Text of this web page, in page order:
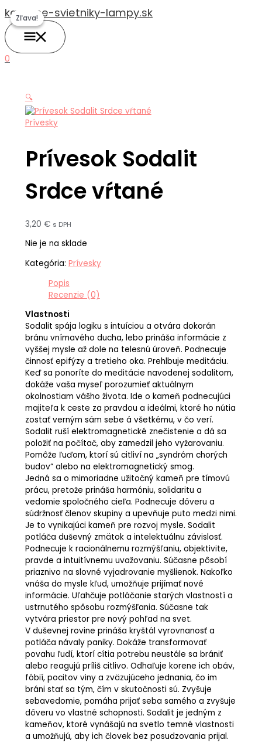
na
obsah
kamene-svietniky-lampy.sk
0
🔍
Prívesky
Prívesok Sodalit
Srdce vŕtané
3,20 € s DPH
Nie je na sklade
Kategória: Prívesky
Popis
Recenzie (0)
Vlastnosti
Sodalit spája logiku s intuíciou a otvára dokorán
bránu vnímavého ducha, lebo prináša informácie z
vyššej mysle až dole na telesnú úroveň. Podnecuje
činnosť epifýzy a tretieho oka. Prehlbuje meditáciu.
Keď sa ponoríte do meditácie navodenej sodalitom,
dokáže vaša myseľ porozumieť aktuálnym
okolnostiam vášho života. Ide o kameň podnecujúci
majiteľa k ceste za pravdou a ideálmi, ktoré ho nútia
zostať verným sám sebe á všetkému, v čo verí.
Sodalit ruší elektromagnetické znečistenie a dá sa
položiť na počítač, aby zamedzil jeho vyžarovaniu.
Pomôže ľuďom, ktorí sú citliví na „syndróm chorých
budov“ alebo na elektromagnetický smog.
Jedná sa o mimoriadne užitočný kameň pre tímovú
prácu, pretože prináša harmóniu, solidaritu a
vedomie spoločného cieľa. Podnecuje dôveru a
súdržnosť členov skupiny a upevňuje puto medzi nimi.
Je to vynikajúci kameň pre rozvoj mysle. Sodalit
potláča duševný zmätok a intelektuálnu závislosť.
Podnecuje k racionálnemu rozmýšľaniu, objektivite,
pravde a intuitívnemu uvažovaniu. Súčasne pôsobí
priaznivo na slovné vyjadrovanie myšlienok. Nakoľko
vnáša do mysle kľud, umožňuje prijímať nové
informácie. Uľahčuje potláčanie starých vlastností a
ustrnutého spôsobu rozmýšľania. Súčasne tak
vytvára priestor pre nový pohľad na svet.
V duševnej rovine prináša kryštál vyrovnanosť a
potláča návaly paniky. Dokáže transformovať
povahu ľudí, ktorí cítia potrebu neustále sa brániť
alebo reagujú príliš citlivo. Odhaľuje korene ich obáv,
fóbií, pocitov viny a zväzujúceho jednania, čo im
bráni stať sa tým, čím v skutočnosti sú. Zvyšuje
sebavedomie, pomáha prijať seba samého a zvyšuje
dôveru vo vlastné schopnosti. Sodalit je jedným z
kameňov, ktoré vynášajú na svetlo temné vlastnosti
a umožňujú, aby ich človek bez posudzovania prijal.
Zľava!
Zľava!
cena cena